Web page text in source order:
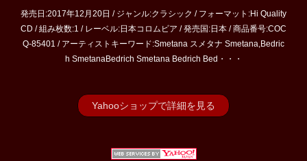
発売日:2017年12月20日 / ジャンル:クラシック / フォーマット:Hi Quality
CD / 組み枚数:1 / レーベル:日本コロムビア / 発売国:日本 / 商品番号:COC
Q-85401 / アーティストキーワード:Smetana スメタナ Smetana,Bedric
h SmetanaBedrich Smetana Bedrich Bed・・・
Yahooショップで詳細を見る